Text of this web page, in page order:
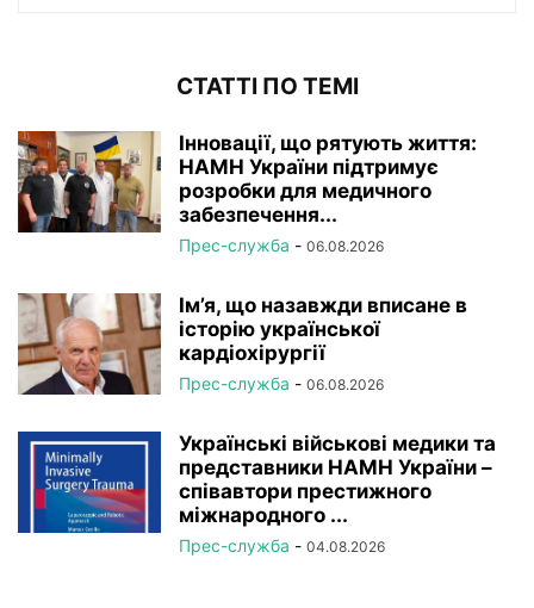
СТАТТІ ПО ТЕМІ
Інновації, що рятують життя:
НАМН України підтримує
розробки для медичного
забезпечення...
Прес-служба - 06.08.2026
Ім’я, що назавжди вписане в
історію української
кардіохірургії
Прес-служба - 06.08.2026
Українські військові медики та
представники НАМН України –
співавтори престижного
міжнародного ...
Прес-служба - 04.08.2026